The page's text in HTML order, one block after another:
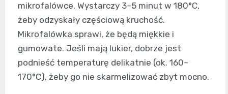
mikrofalówce. Wystarczy 3–5 minut w 180°C,
żeby odzyskały częściową kruchość.
Mikrofalówka sprawi, że będą miękkie i
gumowate. Jeśli mają lukier, dobrze jest
podnieść temperaturę delikatnie (ok. 160–
170°C), żeby go nie skarmelizować zbyt mocno.